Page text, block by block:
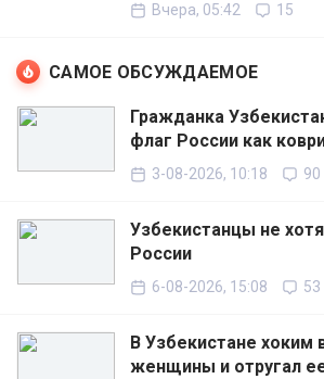
Вчера, 05:42 15
САМОЕ ОБСУЖДАЕМОЕ
Гражданка
флаг России как
3-08-2026, 10:18 90
Узбекистанцы не
России
6-08-2026, 15:08 53
В Узбекистане хоким
женщины и отругал